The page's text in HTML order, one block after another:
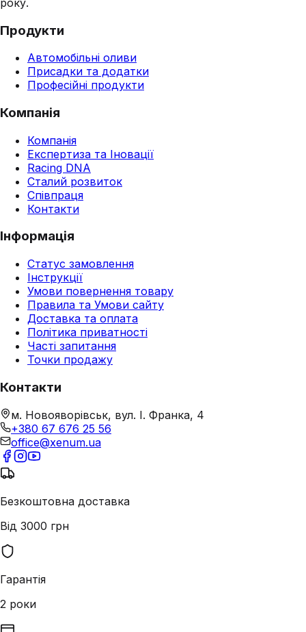
Продукти
Автомобільні оливи
Присадки та додатки
Професійні продукти
Компанія
Компанія
Експертиза та Іновації
Racing DNA
Сталий розвиток
Співпраця
Контакти
Інформація
Статус замовлення
Інструкції
Умови повернення товару
Правила та Умови сайту
Доставка та оплата
Політика приватності
Часті запитання
Точки продажу
Контакти
м. Новояворівськ, вул. І. Франка, 4
+380 67 676 25 56
office@xenum.ua
Безкоштовна доставка
Від 3000 грн
Гарантія
2 роки